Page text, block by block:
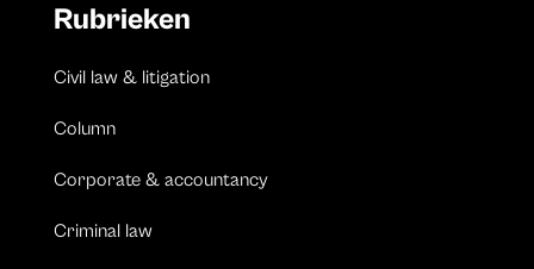
Rubrieken
Civil law & litigation
Column
Corporate & accountancy
Criminal law